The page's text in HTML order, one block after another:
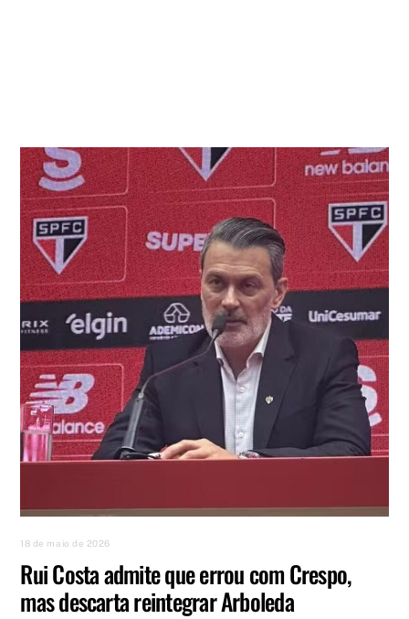
18 de maio de 2026
Rui Costa admite que errou com Crespo,
mas descarta reintegrar Arboleda